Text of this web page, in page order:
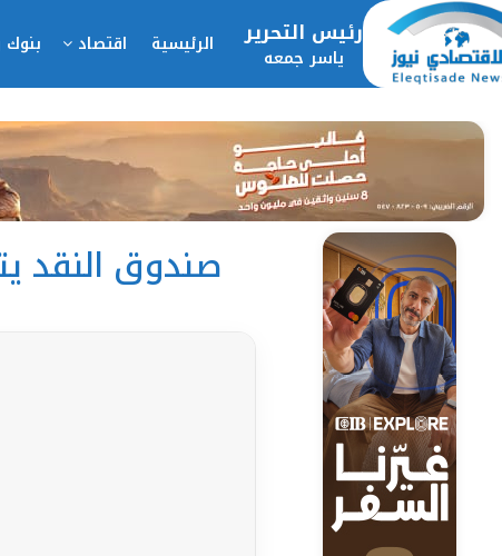
رئيس التحرير
ياسر جمعه الرئيسية اقتصاد بنوك
صندوق النقد